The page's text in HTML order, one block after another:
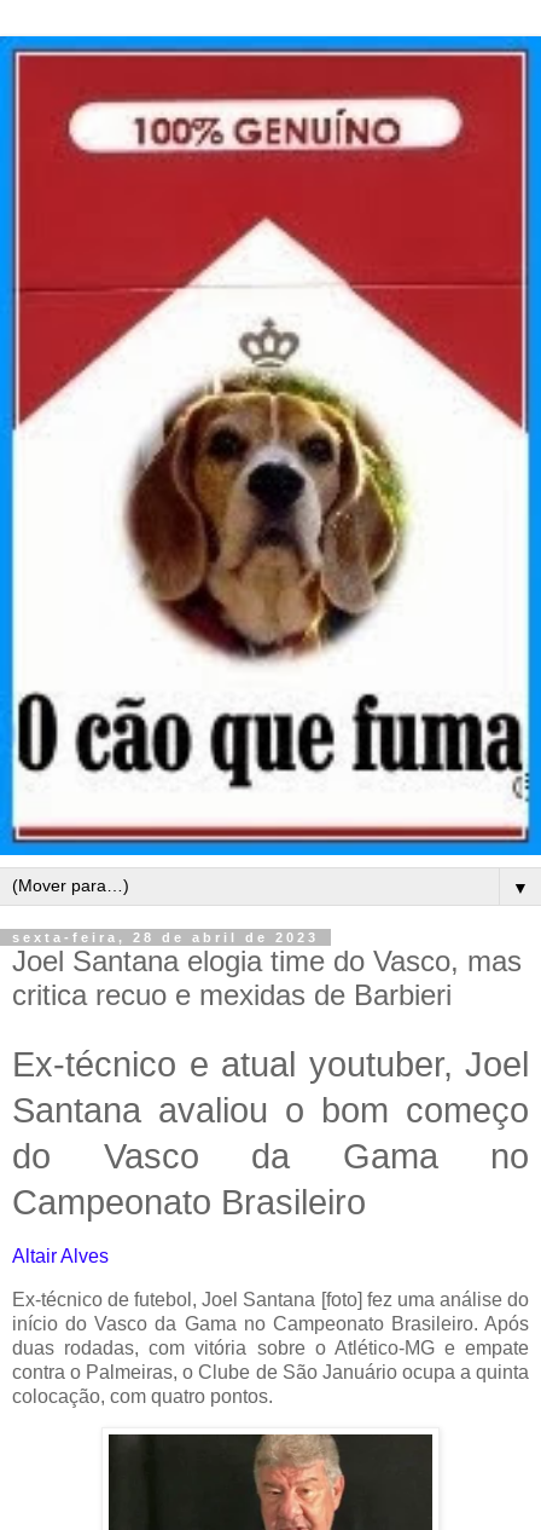
▼
sexta-feira, 28 de abril de 2023
Joel Santana elogia time do Vasco, mas
critica recuo e mexidas de Barbieri
Ex-técnico e atual youtuber, Joel
Santana avaliou o bom começo
do Vasco da Gama no
Campeonato Brasileiro
Altair Alves
Ex-técnico de futebol, Joel Santana [foto] fez uma análise do
início do Vasco da Gama no Campeonato Brasileiro. Após
duas rodadas, com vitória sobre o Atlético-MG e empate
contra o Palmeiras, o Clube de São Januário ocupa a quinta
colocação, com quatro pontos.